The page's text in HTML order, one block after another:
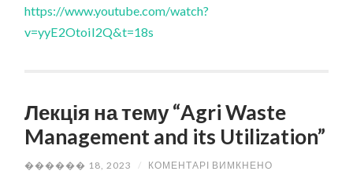
https://www.youtube.com/watch?
v=yyE2Otoil2Q&t=18s
Лекція на тему “Agri Waste
Management and its Utilization”
������ 18, 2023 / КОМЕНТАРІ ВИМКНЕНО